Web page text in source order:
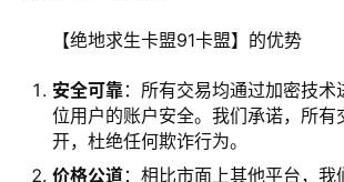
【绝地求生卡盟91卡盟】的优势
安全可靠：所有交易均通过加密技
位用户的账户安全。我们承诺，所有
开，杜绝任何欺诈行为。
价格公道：相比市面上其他平台，我